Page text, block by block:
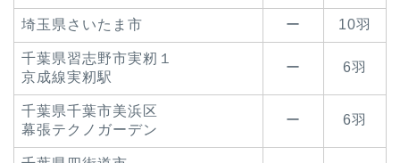
埼玉県さいたま市 ー 10羽
千葉県習志野市実籾１
京成線実籾駅
ー 6羽
千葉県千葉市美浜区
幕張テクノガーデン
ー 6羽